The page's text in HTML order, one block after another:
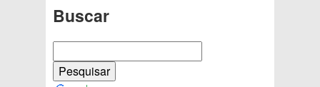
Buscar